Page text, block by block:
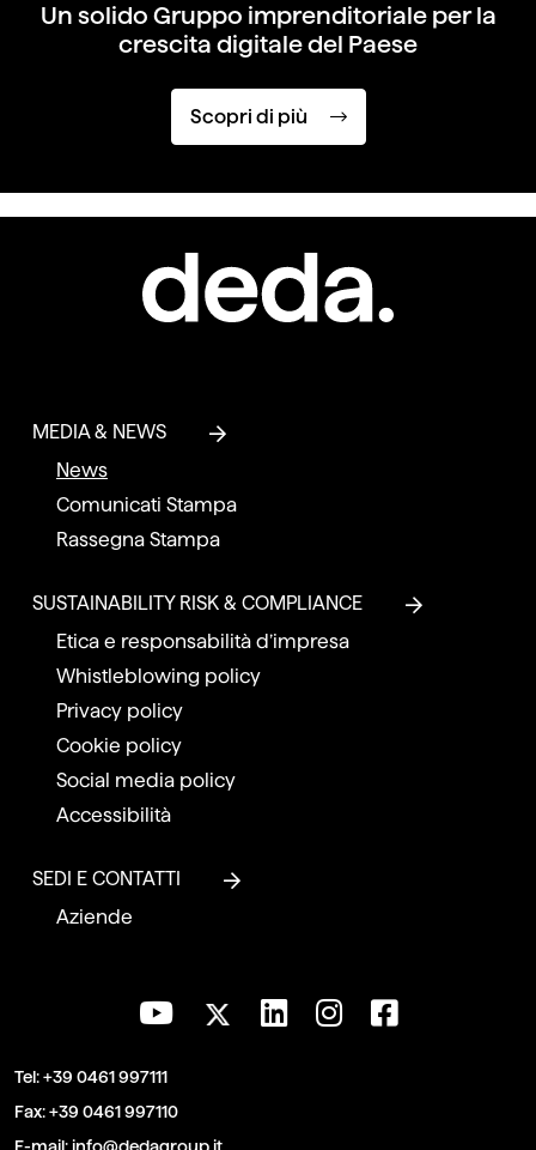
Un solido Gruppo imprenditoriale perla
crescita digitale del Paese
Scopri di più
MEDIA & NEWS
News
Comunicati Stampa
Rassegna Stampa
SUSTAINABILITY RISK & COMPLIANCE
Etica e responsabilità d’impresa
Whistleblowing policy
Privacy policy
Cookie policy
Social media policy
Accessibilità
SEDI E CONTATTI
Aziende
Tel:+39 0461 997111
Fax:+39 0461 997110